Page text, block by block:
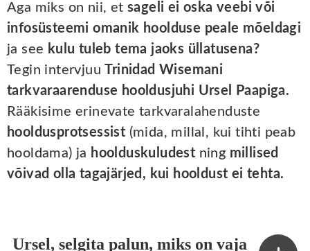
Aga miks on nii, et sageli ei oska veebi või
infosüsteemi omanik hoolduse peale mõeldagi
ja see kulu tuleb tema jaoks üllatusena?
Tegin intervjuu
Trinidad Wisemani
tarkvaraarenduse hooldusjuhi Ursel Paapiga.
Rääkisime erinevate tarkvaralahenduste
hooldusprotsessist (mida, millal, kui tihti peab
hooldama) ja hoolduskuludest ning millised
võivad olla tagajärjed, kui hooldust ei tehta.
Ursel, selgita palun, miks on vaja